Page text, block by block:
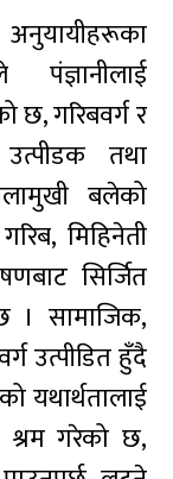
छ, गरिबवर्ग र
तथा
बलेको
मिहिनेती
सिर्जित
। सामाजिक,
उत्पीडित हुँदै
यथार्थतालाई
गरेको छ,